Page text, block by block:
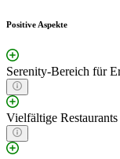
Positive Aspekte
Serenity-Bereich für
Vielfältige